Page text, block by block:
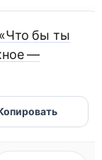
бы ты
—